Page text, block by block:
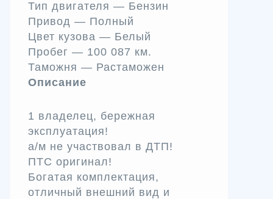
Тип двигателя — Бензин
Привод — Полный
Цвет кузова — Белый
Пробег — 100 087 км.
Таможня — Растаможен
Описание
1 владелец, бережная
эксплуатация!
а/м не участвовал в ДТП!
ПТС оригинал!
Богатая комплектация,
отличный внешний вид и